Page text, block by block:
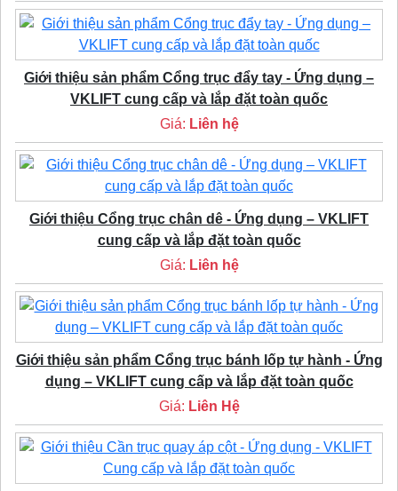
Giới thiệu sản phẩm Cổng trục đẩy tay - Ứng dụng –
VKLIFT cung cấp và lắp đặt toàn quốc
Giá: Liên hệ
Giới thiệu Cổng trục chân dê - Ứng dụng – VKLIFT
cung cấp và lắp đặt toàn quốc
Giá: Liên hệ
Giới thiệu sản phẩm Cổng trục bánh lốp tự hành - Ứng
dụng – VKLIFT cung cấp và lắp đặt toàn quốc
Giá: Liên Hệ